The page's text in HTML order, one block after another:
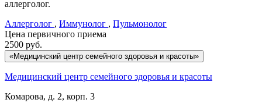
аллерголог.
Аллерголог , Иммунолог , Пульмонолог
Цена первичного приема
2500 руб.
«Медицинский центр семейного здоровья и красоты»
Медицинский центр семейного здоровья и красоты
Комарова, д. 2, корп. 3